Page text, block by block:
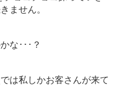
ません。
な･･･？
は私しかお客さんが来て